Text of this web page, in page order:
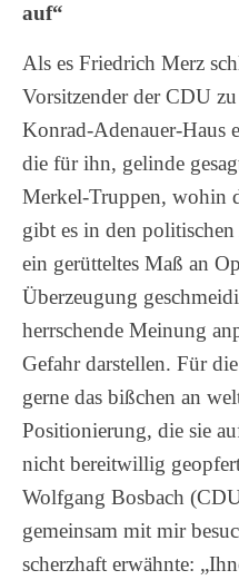
auf“
Als es Friedrich Merz
Vorsitzender der CDU
Konrad-Adenauer-Haus
die für ihn, gelinde
Merkel-Truppen, wohin
gibt es in den
ein gerütteltes Maß an
Überzeugung
herrschende Meinung
Gefahr darstellen. Für
gerne das bißchen an
Positionierung, die sie
nicht bereitwillig
Wolfgang Bosbach
gemeinsam mit mir
scherzhaft erwähnte: